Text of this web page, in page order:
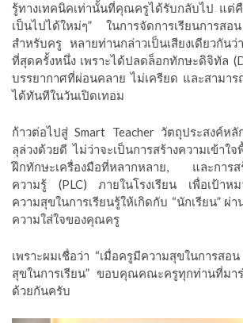
รู้ทางเทคนิคเท่านั้นที่คุณครูได้รับกลับไป แต่คื
เป็นไปได้ใหม่ๆ” ในการจัดการเรียนการสอ
สำหรับครู หลายท่านกล่าวเป็นเสียงเดียวกันว่
ที่สุดครั้งหนึ่ง เพราะได้ปลดล็อกทักษะดิจิทัล
บรรยากาศที่ผ่อนคลาย ไม่เครียด และสามาร
ได้ทันทีในวันเปิดเทอม
ก้าวต่อไปสู่ Smart Teacher วัตถุประสงค์หลั
ลุล่วงด้วยดี ไม่ว่าจะเป็นการสร้างความเข้าใ
ฝึกทักษะเครื่องมือที่หลากหลาย, และการส
ความรู้ (PLC) ภายในโรงเรียน เพื่อเป้าหม
ความสุขในการเรียนรู้ให้เกิดกับ “นักเรียน” ผ่
ความใส่ใจของคุณครู
เพราะผมเชื่อว่า “เมื่อครูมีความสุขในการสอ
สุขในการเรียน” ขอบคุณคณะครูทุกท่านที่มา
ด้วยกันครับ